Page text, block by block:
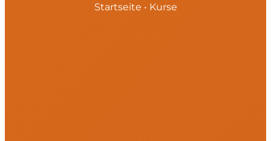
Startseite • Kurse